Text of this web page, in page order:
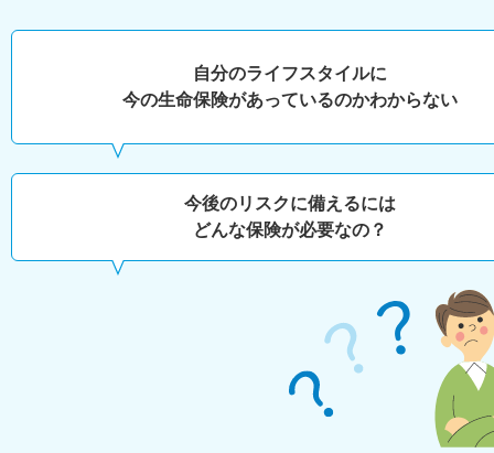
自分のライフスタイルに
今の生命保険があっているのかわからない
今後のリスクに備えるには
どんな保険が必要なの？